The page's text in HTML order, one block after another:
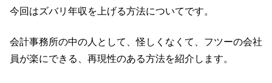
今回はズバリ年収を上げる方法についてです。
会計事務所の中の人として、怪しくなくて、フツーの会社
員が楽にできる、再現性のある方法を紹介します。